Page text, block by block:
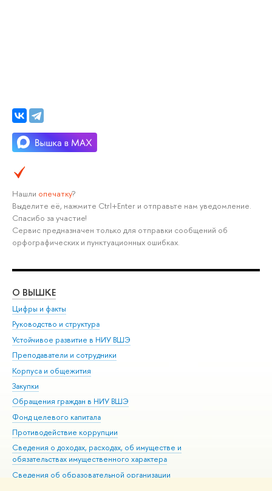
Нашли опечатку?
Выделите её, нажмите Ctrl+Enter и отправьте нам уведомление.
Спасибо за участие!
Сервис предназначен только для отправки сообщений об
орфографических и пунктуационных ошибках.
О ВЫШКЕ
Цифры и факты
Руководство и структура
Устойчивое развитие в НИУ ВШЭ
Преподаватели и сотрудники
Корпуса и общежития
Закупки
Обращения граждан в НИУ ВШЭ
Фонд целевого капитала
Противодействие коррупции
Сведения о доходах, расходах, об имуществе и
обязательствах имущественного характера
Сведения об образовательной организации